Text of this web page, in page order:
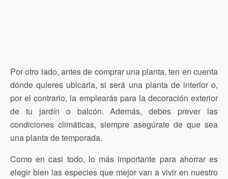
Por otro lado, antes de comprar una planta, ten en cuenta
dónde quieres ubicarla, si será una planta de interior o,
por el contrario, la emplearás para la decoración exterior
de tu jardín o balcón. Además, debes prever las
condiciones climáticas, siempre asegúrate de que sea
una planta de temporada.
Como en casi todo, lo más importante para ahorrar es
elegir bien las especies que mejor van a vivir en nuestro